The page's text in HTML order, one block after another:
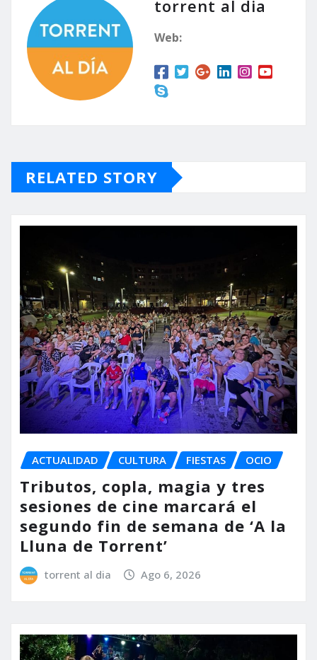
torrent al dia
Web:
RELATED STORY
ACTUALIDAD CULTURA FIESTAS OCIO
Tributos, copla, magia y tres
sesiones de cine marcará el
segundo fin de semana de ‘A la
Lluna de Torrent’
torrent al dia Ago 6, 2026